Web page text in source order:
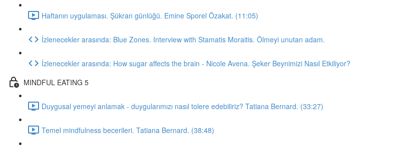
Haftanın uygulaması. Şükran günlüğü. Emine Sporel Özakat. (11:05)
İzlenecekler arasında: Blue Zones. Interview with Stamatis Moraitis. Ölmeyi unutan adam.
İzlenecekler arasında: How sugar affects the brain - Nicole Avena. Şeker Beynimizi Nasıl Etkiliyor?
MINDFUL EATING 5
Duygusal yemeyi anlamak - duygularımızı nasıl tolere edebiliriz? Tatiana Bernard. (33:27)
Temel mindfulness becerileri. Tatiana Bernard. (38:48)